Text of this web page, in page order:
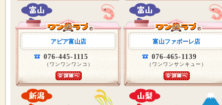
アピア富山店
076-445-1115
（ワンワンワンコ）
富山ファボーレ店
076-465-1139
（ワンワンサンキュー）